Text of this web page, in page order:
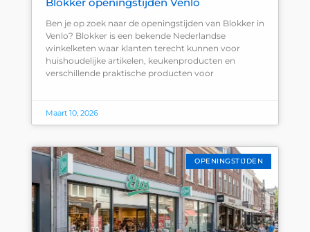
Ben je op zoek naar de openingstijden van Blokker in
Venlo? Blokker is een bekende Nederlandse
winkelketen waar klanten terecht kunnen voor
huishoudelijke artikelen, keukenproducten en
verschillende praktische producten voor
Maart 10, 2026
OPENINGSTIJDEN